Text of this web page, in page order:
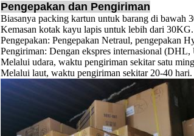
Pengepakan dan Pengiriman
Biasanya packing kartun untuk barang di bawah
Kemasan kotak kayu lapis untuk lebih dari 30KG.
Pengepakan: Pengepakan Netraul, pengepakan
Pengiriman: Dengan ekspres internasional
Melalui udara, waktu pengiriman sekitar satu
Melalui laut, waktu pengiriman sekitar 20-40 hari.